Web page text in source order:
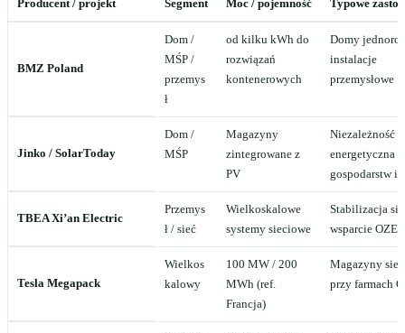
Producent / projekt Segment Moc / pojemność Typowe
BMZ Poland
Dom /
MŚP /
przemys
ł
od kilku kWh do
rozwiązań
kontenerowych
Domy
instalacje
przemysłowe
Jinko / SolarToday
Dom /
MŚP
Magazyny
zintegrowane z
PV
Niezależność
energetyczna
gospodarstw i
TBEA Xi’an Electric
Przemys
ł / sieć
Wielkoskalowe
systemy sieciowe
Stabilizacja
wsparcie OZE
Tesla Megapack
Wielkos
kalowy
100 MW / 200
MWh (ref.
Francja)
Magazyny
przy farmach